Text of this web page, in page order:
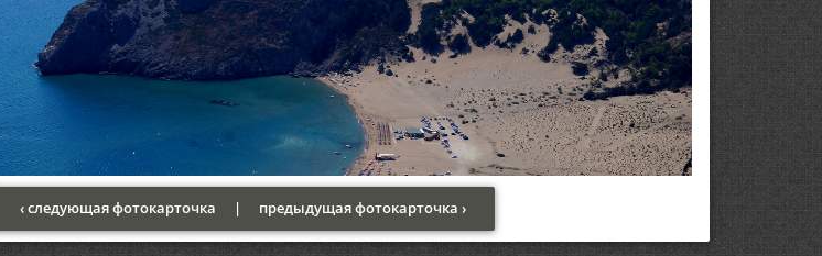
‹ следующая фотокарточка | предыдущая фотокарточка ›